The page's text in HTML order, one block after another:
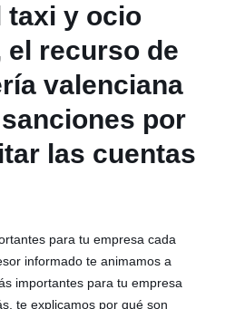
taxi y ocio
el recurso de
valenciana
por
las cuentas
para tu empresa cada
informado te animamos a
importantes para tu empresa
te explicamos por qué son